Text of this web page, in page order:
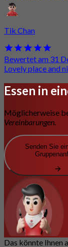
Tik Chan
Bewertet am 31
Lovely place and
Essen in
Möglicherweise
Vereinbarungen.
Senden Sie
Das könnte Ihnen